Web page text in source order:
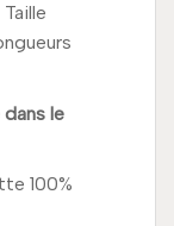
le
100%